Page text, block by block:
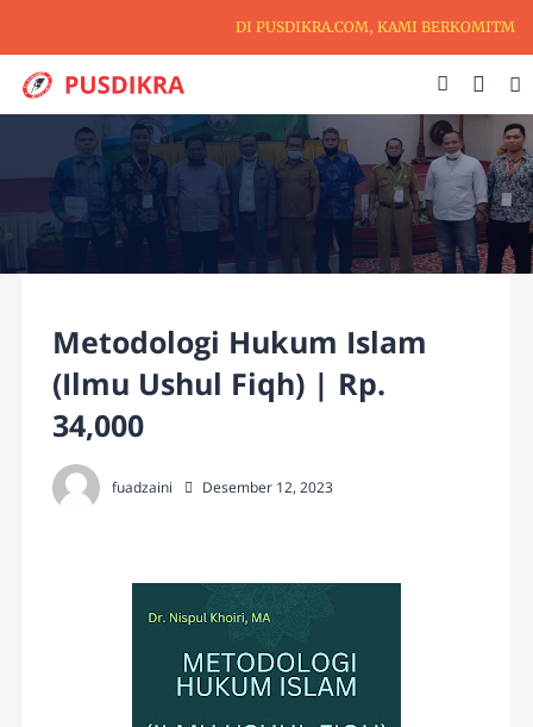
DI PUSDIKRA.COM, KAMI
Metodologi Hukum Islam
(Ilmu Ushul Fiqh) | Rp.
34,000
fuadzaini Desember 12, 2023